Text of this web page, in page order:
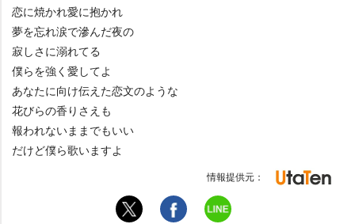
恋に焼かれ愛に抱かれ
夢を忘れ涙で滲んだ夜の
寂しさに溺れてる
僕らを強く愛してよ
あなたに向け伝えた恋文のような
花びらの香りさえも
報われないままでもいい
だけど僕ら歌いますよ
情報提供元：